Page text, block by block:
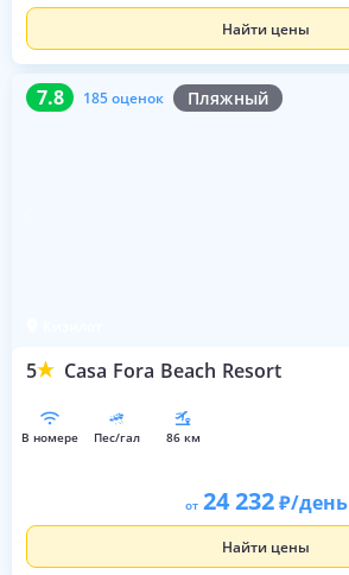
Найти цены
7.8 185 оценок Пляжный
5 Casa Fora Beach Resort
7.8 185 оценок
в номере пес/гал 86 км
от 24 232 /день
Найти цены